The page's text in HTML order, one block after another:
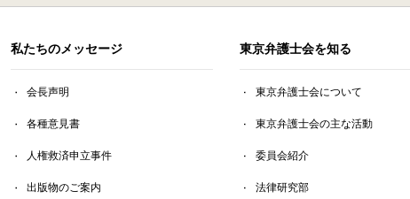
私たちのメッセージ
会長声明
各種意見書
人権救済申立事件
出版物のご案内
東京弁護士会を知る
東京弁護士会について
東京弁護士会の主な活動
委員会紹介
法律研究部